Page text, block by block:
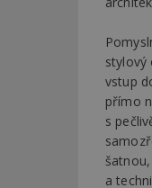
stylový
vstup
přímo
s
a